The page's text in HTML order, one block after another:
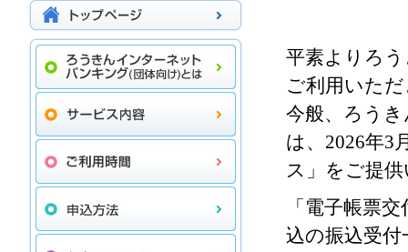
平素よりろ
ご利用いた
今般、ろう
は、2026年3
ス」をご提
「電子帳票
込の振込受